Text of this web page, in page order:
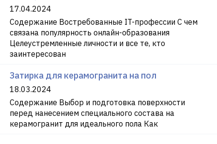
17.04.2024
Содержание Востребованные IT-профессии С чем
связана популярность онлайн-образования
Целеустремленные личности и все те, кто
заинтересован
Затирка для керамогранита на пол
18.03.2024
Содержание Выбор и подготовка поверхности
перед нанесением специального состава на
керамогранит для идеального пола Как